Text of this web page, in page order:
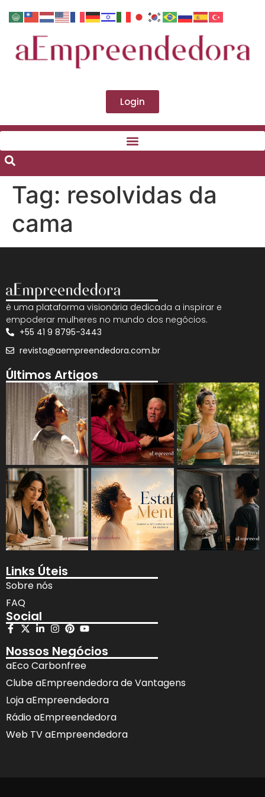
Login
Tag: resolvidas da
cama
é uma plataforma visionária dedicada a inspirar e
empoderar mulheres no mundo dos negócios.
+55 41 9 8795-3443
revista@aempreendedora.com.br
Últimos Artigos
Links Úteis
Sobre nós
FAQ
Social
Nossos Negócios
aEco Carbonfree
Clube aEmpreendedora de Vantagens
Loja aEmpreendedora
Rádio aEmpreendedora
Web TV aEmpreendedora